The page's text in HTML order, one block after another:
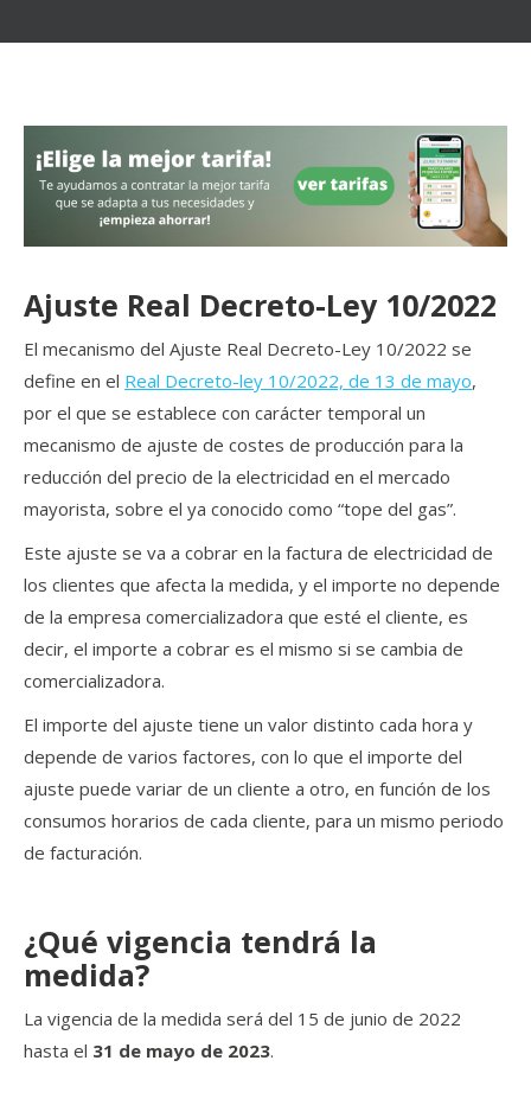
Ajuste Real Decreto-Ley 10/2022
El mecanismo del Ajuste Real Decreto-Ley 10/2022 se
define en el Real Decreto-ley 10/2022, de 13 de mayo,
por el que se establece con carácter temporal un
mecanismo de ajuste de costes de producción para la
reducción del precio de la electricidad en el mercado
mayorista, sobre el ya conocido como “tope del gas”.
Este ajuste se va a cobrar en la factura de electricidad de
los clientes que afecta la medida, y el importe no depende
de la empresa comercializadora que esté el cliente, es
decir, el importe a cobrar es el mismo si se cambia de
comercializadora.
El importe del ajuste tiene un valor distinto cada hora y
depende de varios factores, con lo que el importe del
ajuste puede variar de un cliente a otro, en función de los
consumos horarios de cada cliente, para un mismo periodo
de facturación.
¿Qué vigencia tendrá la
medida?
La vigencia de la medida será del 15 de junio de 2022
hasta el 31 de mayo de 2023.